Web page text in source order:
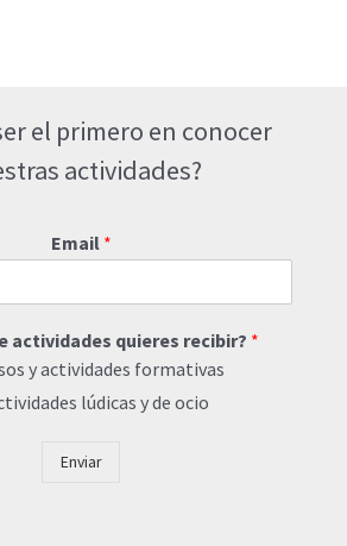
el primero en conocer
actividades?
Email *
actividades quieres recibir? *
y actividades formativas
lúdicas y de ocio
Enviar